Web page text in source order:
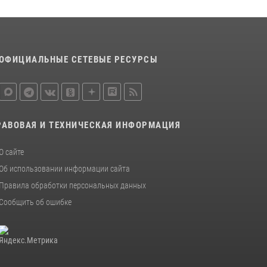
петербургском цифровом форуме
В Ленобласти сотрудники Росгвардии
клуба «Умные каникулы»
СЕТЕВЫЕ РЕСУРСЫ
И ТЕХНИЧЕСКАЯ ИНФОРМАЦИЯ
О сайте
Об использовании информации сайта
Правила обработки персональных данных
Сообщить об ошибке